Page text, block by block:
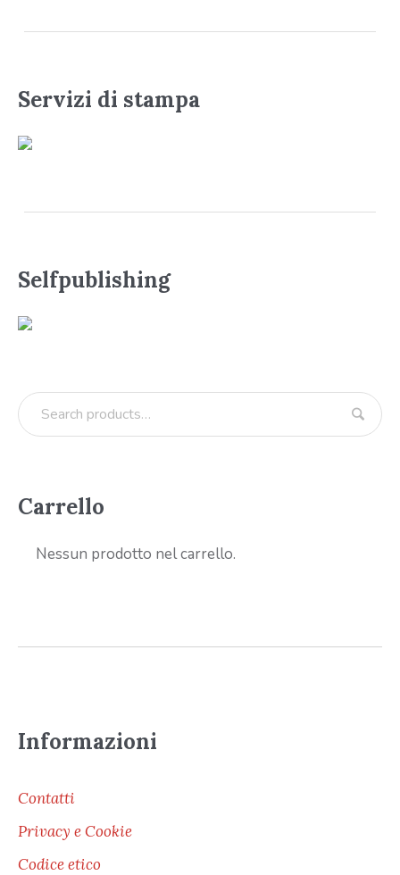
Servizi di stampa
Selfpublishing
Carrello
Nessun prodotto nel carrello.
Informazioni
Contatti
Privacy e Cookie
Codice etico